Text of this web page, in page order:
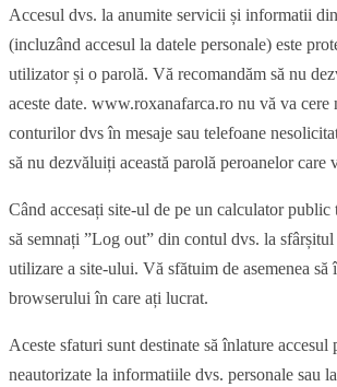
Accesul dvs. la anumite servicii și informatii
(incluzând accesul la datele personale) este
utilizator și o parolă. Vă recomandăm să nu
aceste date. www.roxanafarca.ro nu vă va cere
conturilor dvs în mesaje sau telefoane
să nu dezvăluiți această parolă peroanelor care
Când accesați site-ul de pe un calculator public
să semnați ”Log out” din contul dvs. la
utilizare a site-ului. Vă sfătuim de asemenea să
browserului în care ați lucrat.
Aceste sfaturi sunt destinate să înlature accesul
neautorizate la informatiile dvs. personale sau